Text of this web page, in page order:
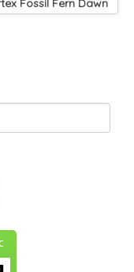
Fossil Fern Dawn